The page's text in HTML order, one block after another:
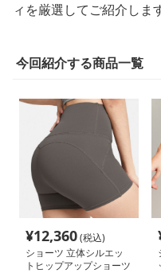
ィを厳選してご紹介します
今回紹介する商品一覧
¥12,360(税込)
ショーツ 立体シルエッ
トヒップアップショーツ